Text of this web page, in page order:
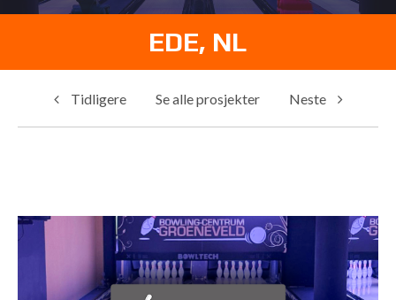
EDE, NL
Tidligere Se alle prosjekter Neste